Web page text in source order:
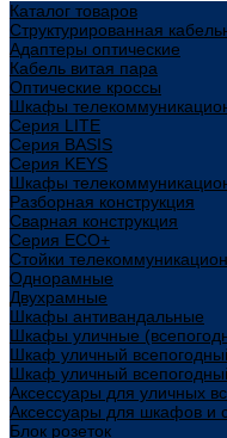
Каталог товаров
Структурированная
Адаптеры оптические
Кабель витая пара
Оптические кроссы
Шкафы
Cерия LITE
Cерия BASIS
Cерия KEYS
Шкафы
Разборная конструкция
Сварная конструкция
Серия ECO+
Стойки
Однорамные
Двухрамные
Шкафы антивандальные
Шкафы уличные
Шкаф уличный
Шкаф уличный
Аксессуары для уличных
Аксессуары для шкафов и
Блок розеток